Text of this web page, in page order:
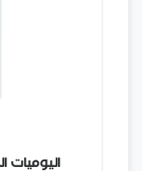
اليوميات